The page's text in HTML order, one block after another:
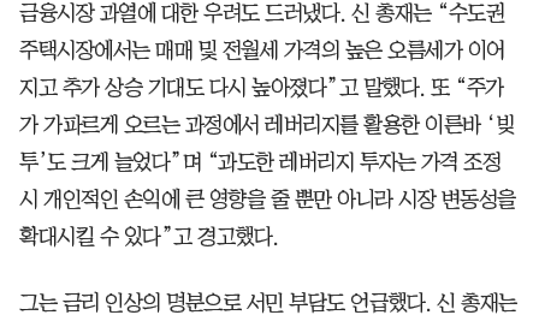
금융시장 과열에 대한 우려도 드러냈다. 신 총재는 “수도권
주택시장에서는 매매 및 전월세 가격의 높은 오름세가 이어
지고 추가 상승 기대도 다시 높아졌다”고 말했다. 또 “주가
가 가파르게 오르는 과정에서 레버리지를 활용한 이른바 ‘빚
투’도 크게 늘었다”며 “과도한 레버리지 투자는 가격 조정
시 개인적인 손익에 큰 영향을 줄 뿐만 아니라 시장 변동성을
확대시킬 수 있다”고 경고했다.
그는 금리 인상의 명분으로 서민 부담도 언급했다. 신 총재는